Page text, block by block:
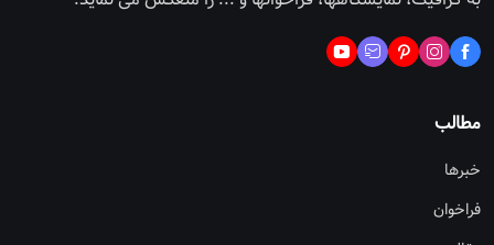
مطالب
خبرها
فراخوان